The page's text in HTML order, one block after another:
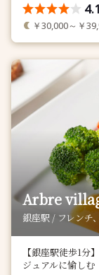
￥30,000～￥
Arbre
銀座駅 / フレンチ
【銀座駅徒歩1分
ジュアルに愉しむ